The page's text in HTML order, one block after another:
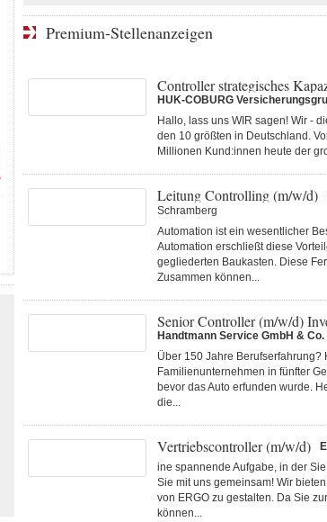
Premium-Stellenanzeigen
Controller strategisches
HUK-COBURG
Hallo, lass uns WIR sagen! Wir -
den 10 größten in Deutschland.
Millionen Kund:innen heute der
Leitung Controlling (m/w/d)
Schramberg
Automation ist ein wesentlicher
Automation erschließt diese
gegliederten Baukasten. Diese
Zusammen können...
Senior Controller (m/w/d)
Handtmann Service GmbH & Co.
Über 150 Jahre Berufserfahrung?
Familienunternehmen in fünfter
bevor das Auto erfunden wurde.
die...
Vertriebscontroller (m/w/d)
ine spannende Aufgabe, in der
Sie mit uns gemeinsam! Wir
von ERGO zu gestalten. Da Sie
können...